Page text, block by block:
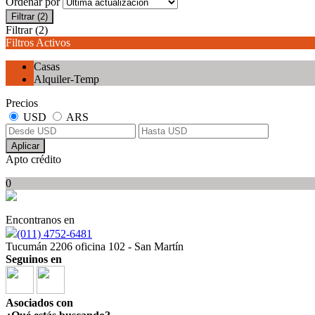
Filtrar (2)
Filtrar (2)
Filtros Activos
Casas
Alquiler-Temp
Precios
USD
ARS
Aplicar
Apto crédito
0
Encontranos en
(011) 4752-6481
Tucumán 2206 oficina 102 - San Martín
Seguinos en
Asociados con